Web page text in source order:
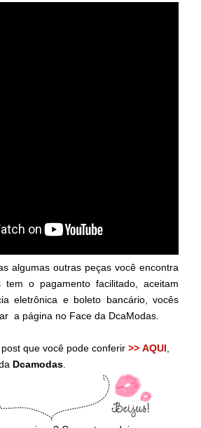
algumas outras peças você encontra
tem o pagamento facilitado, aceitam
eletrônica e boleto bancário, vocês
a página no Face da DcaModas.
que você pode conferir >> AQUI
Dcamodas